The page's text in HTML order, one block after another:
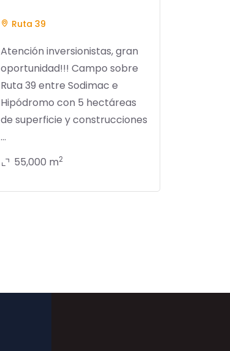
Ruta 39
Atención inversionistas, gran
oportunidad!!! Campo sobre
Ruta 39 entre Sodimac e
Hipódromo con 5 hectáreas
de superficie y construcciones
...
55,000 m2